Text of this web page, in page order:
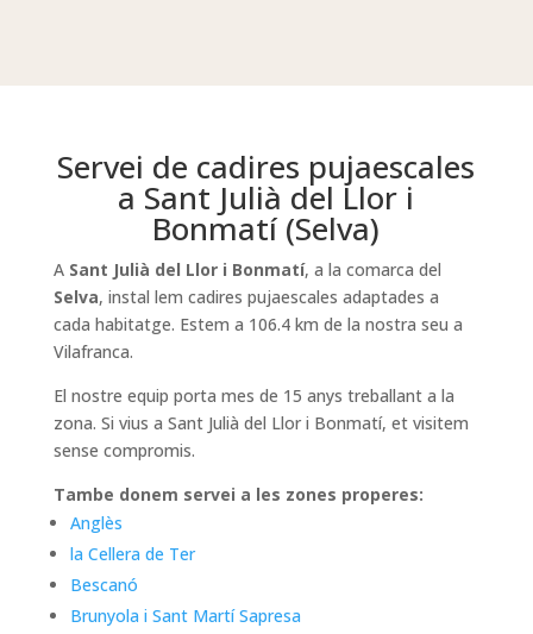
Servei de cadires pujaescales
a Sant Julià del Llor i
Bonmatí (Selva)
A Sant Julià del Llor i Bonmatí, a la comarca del
Selva, instal lem cadires pujaescales adaptades a
cada habitatge. Estem a 106.4 km de la nostra seu a
Vilafranca.
El nostre equip porta mes de 15 anys treballant a la
zona. Si vius a Sant Julià del Llor i Bonmatí, et visitem
sense compromis.
Tambe donem servei a les zones properes:
Anglès
la Cellera de Ter
Bescanó
Brunyola i Sant Martí Sapresa